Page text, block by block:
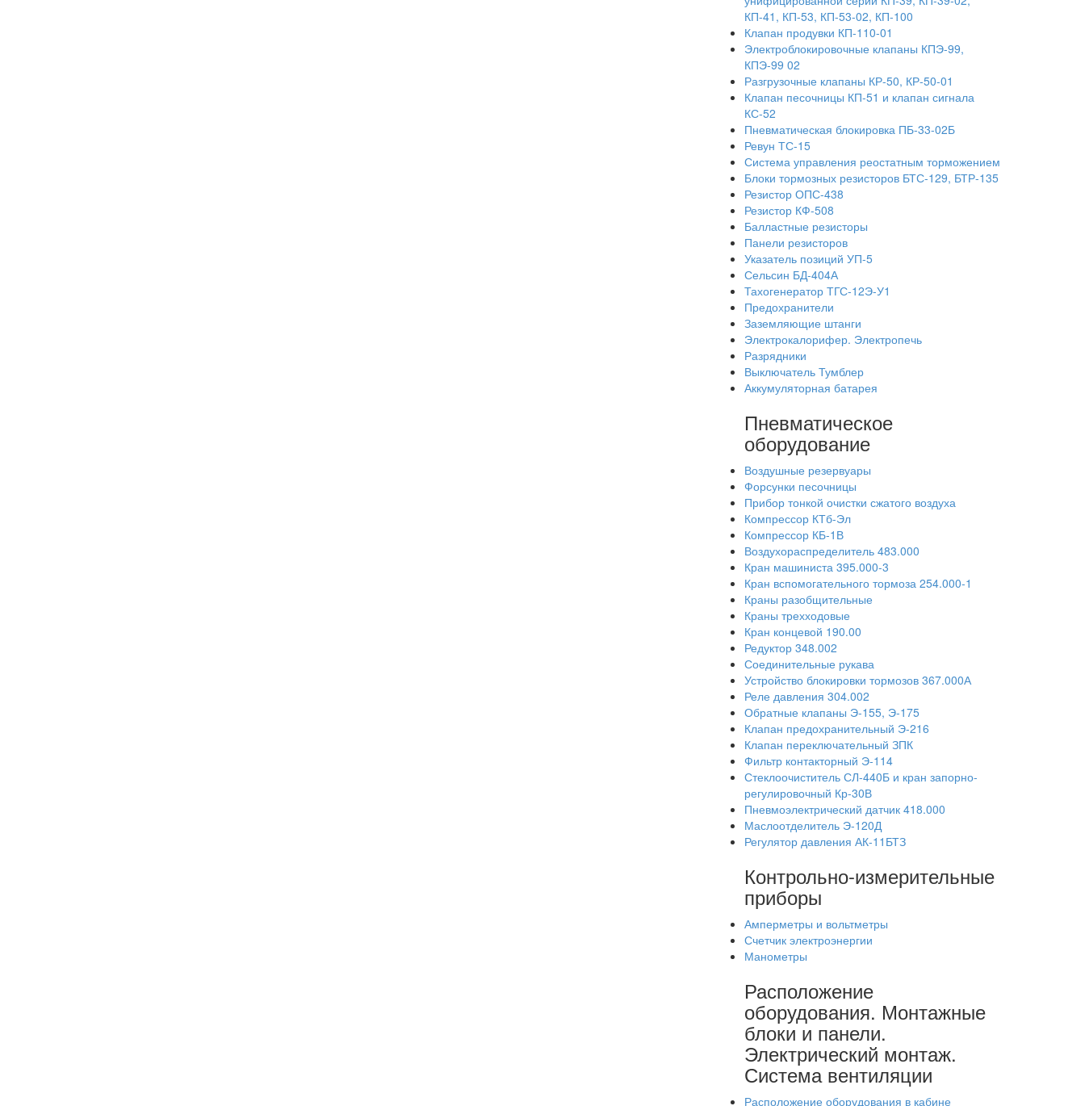
КП-41, КП-53, КП-53-02, КП-100
Клапан продувки КП-110-01
Электроблокировочные клапаны КПЭ-99,
КПЭ-99 02
Разгрузочные клапаны КР-50, КР-50-01
Клапан песочницы КП-51 и клапан сигнала
КС-52
Пневматическая блокировка ПБ-33-02Б
Ревун ТС-15
Система управления реостатным торможением
Блоки тормозных резисторов БТС-129, БТР-135
Резистор ОПС-438
Резистор КФ-508
Балластные резисторы
Панели резисторов
Указатель позиций УП-5
Сельсин БД-404А
Тахогенератор ТГС-12Э-У1
Предохранители
Заземляющие штанги
Электрокалорифер. Электропечь
Разрядники
Выключатель Тумблер
Аккумуляторная батарея
Пневматическое
оборудование
Воздушные резервуары
Форсунки песочницы
Прибор тонкой очистки сжатого воздуха
Компрессор КТб-Эл
Компрессор КБ-1В
Воздухораспределитель 483.000
Кран машиниста 395.000-3
Кран вспомогательного тормоза 254.000-1
Краны разобщительные
Краны трехходовые
Кран концевой 190.00
Редуктор 348.002
Соединительные рукава
Устройство блокировки тормозов 367.000А
Реле давления 304.002
Обратные клапаны Э-155, Э-175
Клапан предохранительный Э-216
Клапан переключательный ЗПК
Фильтр контакторный Э-114
Стеклоочиститель СЛ-440Б и кран запорно-
регулировочный Кр-30В
Пневмоэлектрический датчик 418.000
Маслоотделитель Э-120Д
Регулятор давления АК-11БТЗ
Контрольно-измерительные
приборы
Амперметры и вольтметры
Счетчик электроэнергии
Манометры
Расположение
оборудования. Монтажные
блоки и панели.
Электрический монтаж.
Система вентиляции
Расположение оборудования в кабине